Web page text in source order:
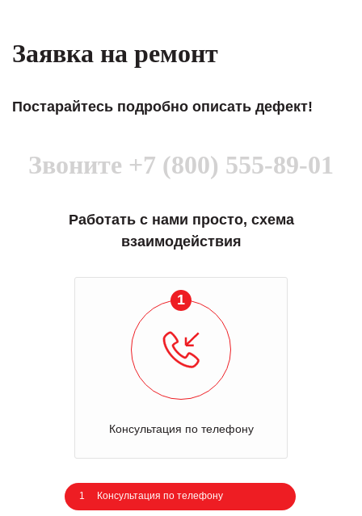
Заявка на ремонт
Постарайтесь подробно описать дефект!
Звоните +7 (800) 555-89-01
Работать с нами просто, схема
взаимодействия
1
Консультация по телефону
1 Консультация по телефону